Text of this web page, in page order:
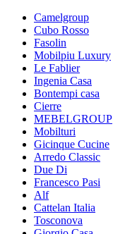
Camelgroup
Cubo Rosso
Fasolin
Mobilpiu Luxury
Le Fablier
Ingenia Casa
Bontempi casa
Cierre
MEBELGROUP
Mobilturi
Gicinque Cucine
Arredo Classic
Due Di
Francesco Pasi
Alf
Cattelan Italia
Tosconova